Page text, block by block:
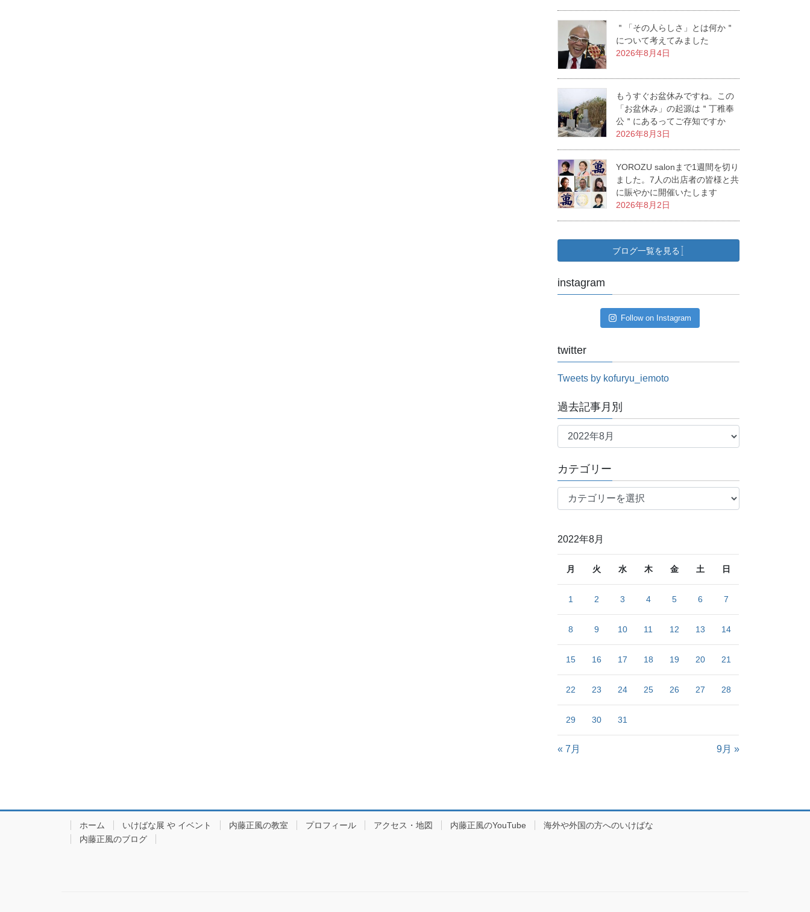
＂「その人らしさ」とは何か＂
について考えてみました
2026年8月4日
もうすぐお盆休みですね。この
「お盆休み」の起源は＂丁稚奉
公＂にあるってご存知ですか
2026年8月3日
YOROZU salonまで1週間を切り
ました。7人の出店者の皆様と共
に賑やかに開催いたします
2026年8月2日
ブログ一覧を見る
instagram
Follow on Instagram
twitter
Tweets by kofuryu_iemoto
過去記事月別
過
事
月
カテゴリー
テ
リ
2022年8月
月 火 水 木 金 土 日
1 2 3 4 5 6 7
8 9 10 11 12 13 14
15 16 17 18 19 20 21
22 23 24 25 26 27 28
29 30 31
« 7月 9月 »
ホーム いけばな展 や イベント 内藤正風の教室 プロフィール アクセス・地図 内藤正風のYouTube
海外や外国の方へのいけばな
内藤正風のブログ